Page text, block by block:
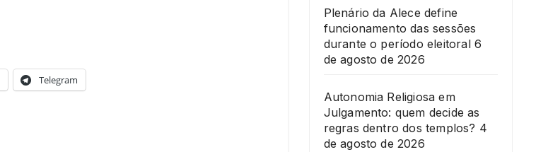
Telegram
Plenário da Alece define
funcionamento das sessões
durante o período eleitoral 6
de agosto de 2026
Autonomia Religiosa em
Julgamento: quem decide as
regras dentro dos templos? 4
de agosto de 2026